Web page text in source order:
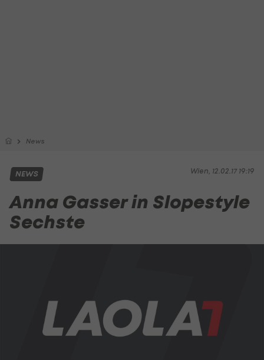
News
Wien, 12.02.17 19:19
NEWS
Anna Gasser in Slopestyle
Sechste